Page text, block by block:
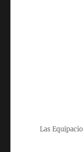
Las